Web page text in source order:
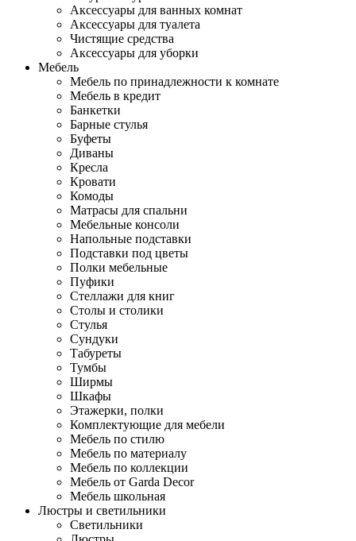
Аксессуары для ванных комнат
Аксессуары для туалета
Чистящие средства
Аксессуары для уборки
Мебель
Мебель по принадлежности к комнате
Мебель в кредит
Банкетки
Барные стулья
Буфеты
Диваны
Кресла
Кровати
Комоды
Матрасы для спальни
Мебельные консоли
Напольные подставки
Подставки под цветы
Полки мебельные
Пуфики
Стеллажи для книг
Столы и столики
Стулья
Сундуки
Табуреты
Тумбы
Ширмы
Шкафы
Этажерки, полки
Комплектующие для мебели
Мебель по стилю
Мебель по материалу
Мебель по коллекции
Мебель от Garda Decor
Мебель школьная
Люстры и светильники
Светильники